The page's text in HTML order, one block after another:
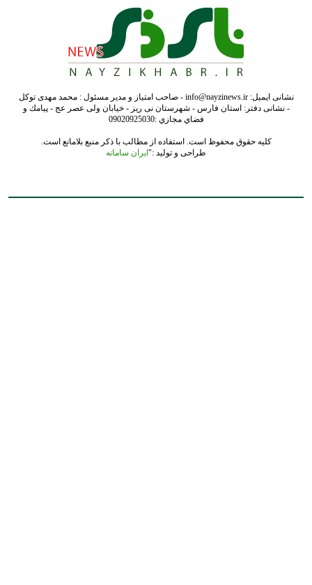
نشانی ایمیل: info@nayzinews.ir - صاحب امتیاز و مدیر مسئول : محمد مهدی توکل
- نشانی دفتر: استان فارس - شهرستان نی ریز - خیابان ولی عصر عج - پيامك و
فضاي مجازي :09020925030
کلیه حقوق محفوظ است. استفاده از مطالب با ذکر منبع بلامانع است.
طراحی و تولید :"ایران سامانه